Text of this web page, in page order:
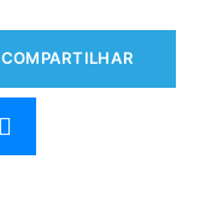
COMPARTILHAR